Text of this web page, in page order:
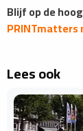
Blijf op de
Lees ook